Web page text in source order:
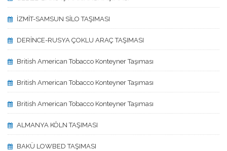
İZMİT-SAMSUN SİLO TAŞIMASI
DERİNCE-RUSYA ÇOKLU ARAÇ TAŞIMASI
British American Tobacco Konteyner Taşıması
British American Tobacco Konteyner Taşıması
British American Tobacco Konteyner Taşıması
ALMANYA KÖLN TAŞIMASI
BAKÜ LOWBED TAŞIMASI